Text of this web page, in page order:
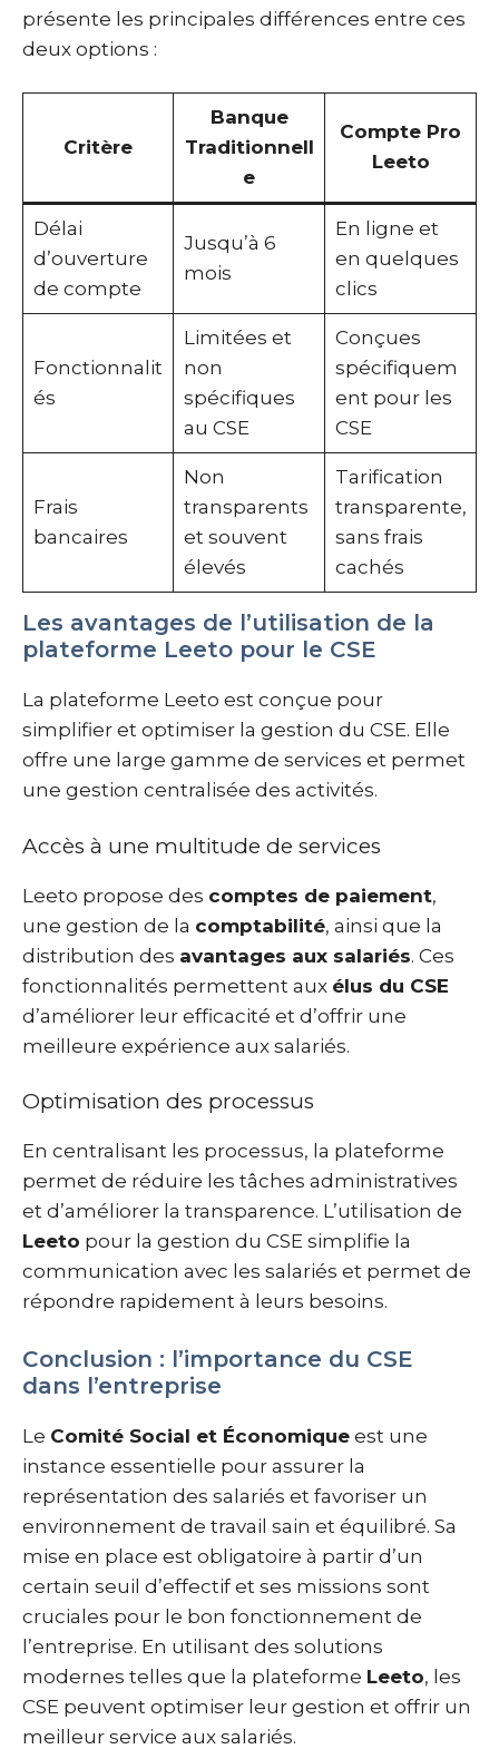
présente les principales différences entre ces
deux options :
Critère
Banque
Traditionnell
e
Compte Pro
Leeto
Délai
d’ouverture
de compte
Jusqu’à 6
mois
En ligne et
en quelques
clics
Fonctionnalit
és
Limitées et
non
spécifiques
au CSE
Conçues
spécifiquem
ent pour les
CSE
Frais
bancaires
Non
transparents
et souvent
élevés
Tarification
transparente,
sans frais
cachés
Les avantages de l’utilisation de la
plateforme Leeto pour le CSE
La plateforme Leeto est conçue pour
simplifier et optimiser la gestion du CSE. Elle
offre une large gamme de services et permet
une gestion centralisée des activités.
Accès à une multitude de services
Leeto propose des comptes de paiement,
une gestion de la comptabilité, ainsi que la
distribution des avantages aux salariés. Ces
fonctionnalités permettent aux élus du CSE
d’améliorer leur efficacité et d’offrir une
meilleure expérience aux salariés.
Optimisation des processus
En centralisant les processus, la plateforme
permet de réduire les tâches administratives
et d’améliorer la transparence. L’utilisation de
Leeto pour la gestion du CSE simplifie la
communication avec les salariés et permet de
répondre rapidement à leurs besoins.
Conclusion : l’importance du CSE
dans l’entreprise
Le Comité Social et Économique est une
instance essentielle pour assurer la
représentation des salariés et favoriser un
environnement de travail sain et équilibré. Sa
mise en place est obligatoire à partir d’un
certain seuil d’effectif et ses missions sont
cruciales pour le bon fonctionnement de
l’entreprise. En utilisant des solutions
modernes telles que la plateforme Leeto, les
CSE peuvent optimiser leur gestion et offrir un
meilleur service aux salariés.